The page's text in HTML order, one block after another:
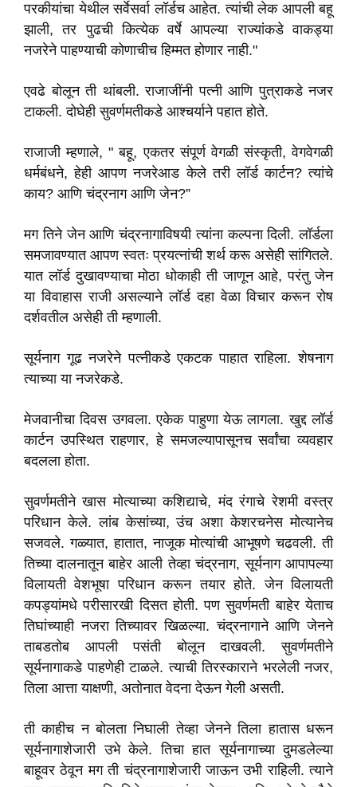
परकीयांचा येथील सर्वेसर्वा लॉर्डच आहेत. त्यांची लेक आपली बहू
झाली, तर पुढची कित्येक वर्षे आपल्या राज्यांकडे वाकड्या
नजरेने पाहण्याची कोणाचीच हिम्मत होणार नाही."
एवढे बोलून ती थांबली. राजाजींनी पत्नी आणि पुत्राकडे नजर
टाकली. दोघेही सुवर्णमतीकडे आश्चर्याने पहात होते.
राजाजी म्हणाले, " बहू, एकतर संपूर्ण वेगळी संस्कृती, वेगवेगळी
धर्मबंधने, हेही आपण नजरेआड केले तरी लॉर्ड कार्टन? त्यांचे
काय? आणि चंद्रनाग आणि जेन?”
मग तिने जेन आणि चंद्रनागाविषयी त्यांना कल्पना दिली. लॉर्डला
समजावण्यात आपण स्वतः प्रयत्नांची शर्थ करू असेही सांगितले.
यात लॉर्ड दुखावण्याचा मोठा धोकाही ती जाणून आहे, परंतु जेन
या विवाहास राजी असल्याने लॉर्ड दहा वेळा विचार करून रोष
दर्शवतील असेही ती म्हणाली.
सूर्यनाग गूढ नजरेने पत्नीकडे एकटक पाहात राहिला. शेषनाग
त्याच्या या नजरेकडे.
मेजवानीचा दिवस उगवला. एकेक पाहुणा येऊ लागला. खुद्द लॉर्ड
कार्टन उपस्थित राहणार, हे समजल्यापासूनच सर्वांचा व्यवहार
बदलला होता.
सुवर्णमतीने खास मोत्याच्या कशिद्याचे, मंद रंगाचे रेशमी वस्त्र
परिधान केले. लांब केसांच्या, उंच अशा केशरचनेस मोत्यानेच
सजवले. गळ्यात, हातात, नाजूक मोत्यांची आभूषणे चढवली. ती
तिच्या दालनातून बाहेर आली तेव्हा चंद्रनाग, सूर्यनाग आपापल्या
विलायती वेशभूषा परिधान करून तयार होते. जेन विलायती
कपड्यांमधे परीसारखी दिसत होती. पण सुवर्णमती बाहेर येताच
तिघांच्याही नजरा तिच्यावर खिळल्या. चंद्रनागाने आणि जेनने
ताबडतोब आपली पसंती बोलून दाखवली. सुवर्णमतीने
सूर्यनागाकडे पाहणेही टाळले. त्याची तिरस्काराने भरलेली नजर,
तिला आत्ता याक्षणी, अतोनात वेदना देऊन गेली असती.
ती काहीच न बोलता निघाली तेव्हा जेनने तिला हातास धरून
सूर्यनागाशेजारी उभे केले. तिचा हात सूर्यनागाच्या दुमडलेल्या
बाहूवर ठेवून मग ती चंद्रनागाशेजारी जाऊन उभी राहिली. त्याने